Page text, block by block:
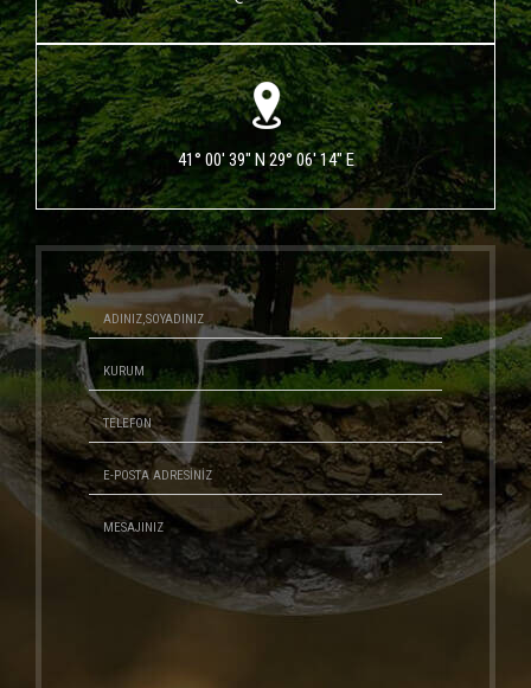
41° 00' 39" N 29° 06' 14" E